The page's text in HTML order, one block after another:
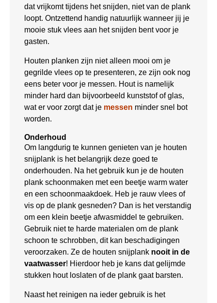
dat vrijkomt tijdens het snijden, niet van de plank
loopt. Ontzettend handig natuurlijk wanneer jij je
mooie stuk vlees aan het snijden bent voor je
gasten.
Houten planken zijn niet alleen mooi om je
gegrilde vlees op te presenteren, ze zijn ook nog
eens beter voor je messen. Hout is namelijk
minder hard dan bijvoorbeeld kunststof of glas,
wat er voor zorgt dat je messen minder snel bot
worden.
Onderhoud
Om langdurig te kunnen genieten van je houten
snijplank is het belangrijk deze goed te
onderhouden. Na het gebruik kun je de houten
plank schoonmaken met een beetje warm water
en een schoonmaakdoek. Heb je rauw vlees of
vis op de plank gesneden? Dan is het verstandig
om een klein beetje afwasmiddel te gebruiken.
Gebruik niet te harde materialen om de plank
schoon te schrobben, dit kan beschadigingen
veroorzaken. Ze de houten snijplank nooit in de
vaatwasser! Hierdoor heb je kans dat gelijmde
stukken hout loslaten of de plank gaat barsten.
Naast het reinigen na ieder gebruik is het